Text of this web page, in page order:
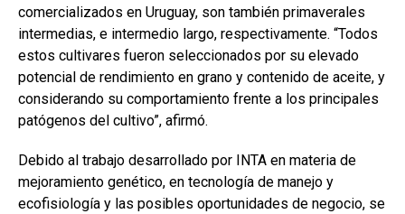
comercializados en Uruguay, son también primaverales
intermedias, e intermedio largo, respectivamente. “Todos
estos cultivares fueron seleccionados por su elevado
potencial de rendimiento en grano y contenido de aceite, y
considerando su comportamiento frente a los principales
patógenos del cultivo”, afirmó.
Debido al trabajo desarrollado por INTA en materia de
mejoramiento genético, en tecnología de manejo y
ecofisiología y las posibles oportunidades de negocio, se